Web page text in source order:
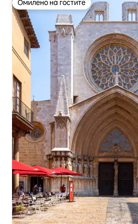
Омилено на гостите
Омилено на гостите